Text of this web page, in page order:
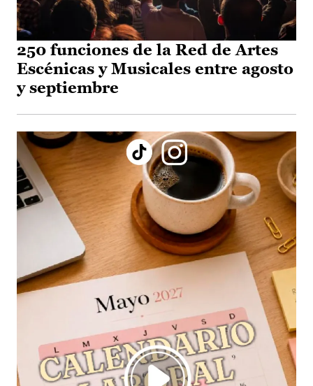
250 funciones de la Red de Artes
Escénicas y Musicales entre agosto
y septiembre